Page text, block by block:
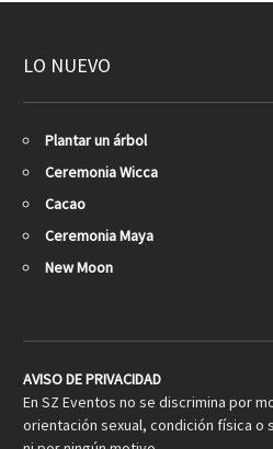
LO NUEVO
Plantar un árbol
Ceremonia Wicca
Cacao
Ceremonia Maya
New Moon
AVISO DE PRIVACIDAD
En SZ Eventos no se discrimina por
orientación sexual, condición física o